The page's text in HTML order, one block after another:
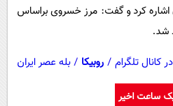
حیات وحش
خارجی
اشاره کرد و گفت: مرز خسروی براساس
شد.
کانال تلگرام / روبیکا / بله عصر ایران
ساعت اخیر